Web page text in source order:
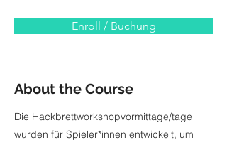
Enroll / Buchung
About the Course
Die Hackbrettworkshopvormittage/tage
wurden für Spieler*innen entwickelt, um